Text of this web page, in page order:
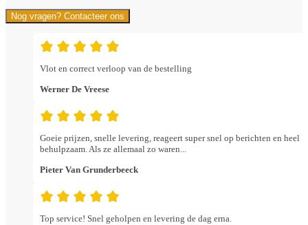
Nog vragen? Contacteer ons
Vlot en correct verloop van de bestelling
Werner De Vreese
Goeie prijzen, snelle levering, reageert super snel op berichten en heel
behulpzaam. Als ze allemaal zo waren...
Pieter Van Grunderbeeck
Top service! Snel geholpen en levering de dag erna.